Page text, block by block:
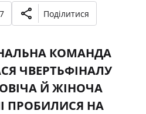
Поділитися
КОМАНДА
ЧВЕРТЬФІНАЛУ
Й ЖІНОЧА
ПРОБИЛИСЯ НА